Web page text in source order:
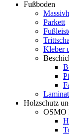
Fußboden
Parkett
Kleber
Laminat
Holzschutz
OSMO